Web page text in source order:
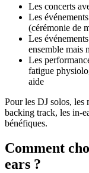
Les concerts
Les
(cérémonie de
Les
ensemble mais
Les
fatigue
aide
Pour les DJ solos, les
backing track, les in-
bénéfiques.
Comment
ears ?